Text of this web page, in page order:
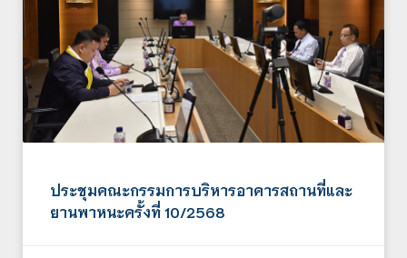
ประชุมคณะกรรมการบริหารอาคารสถานที่และ
ยานพาหนะครั้งที่ 10/2568